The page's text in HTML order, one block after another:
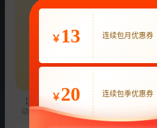
开通VIP会员 免前贴片广告，解锁
22
【新用户专享】前3个月每月9元，第4个
动续费，可随时取消。
￥ 13 连续包月优惠券
￥20 连续包季优惠券